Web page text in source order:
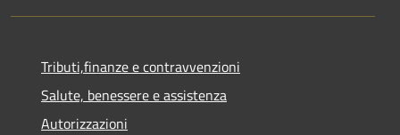
Tributi,finanze e contravvenzioni
Salute, benessere e assistenza
Autorizzazioni